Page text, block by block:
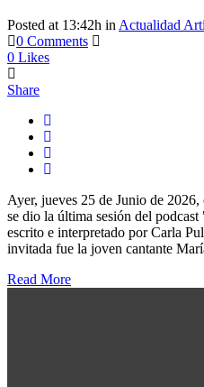
Posted at 13:42h in Actualidad
0 Comments
0 Likes
Share
Ayer, jueves 25 de Junio de
se dio la última sesión del
escrito e interpretado por Carla
invitada fue la joven cantante
Read More